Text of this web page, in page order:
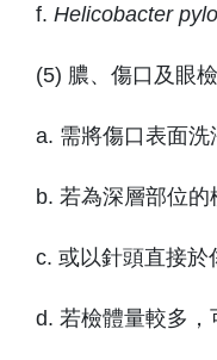
f. Helicobacter
(5) 膿、傷口及眼檢
a. 需將傷口表面
b. 若為深層部位
c. 或以針頭直接於
d. 若檢體量較多，